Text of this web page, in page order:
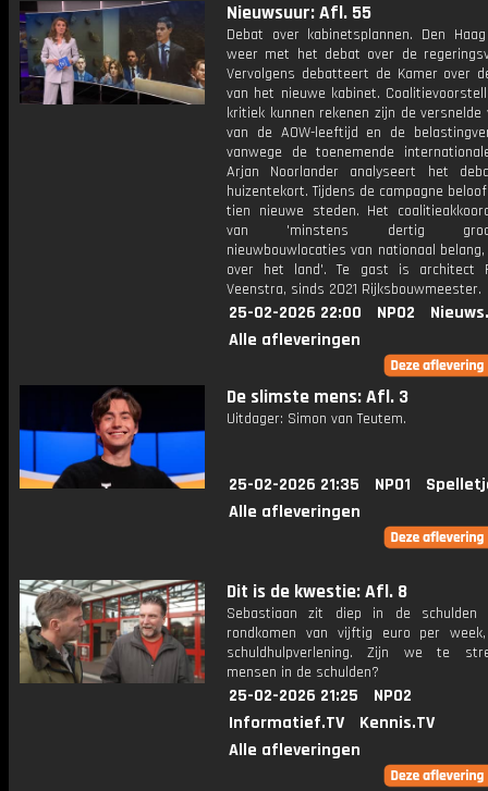
Nieuwsuur: Afl. 55
Debat over kabinetsplannen. Den
weer met het debat over de
Vervolgens debatteert de Kamer over
van het nieuwe kabinet.
kritiek kunnen rekenen zijn de versnelde
van de AOW-leeftijd en de
vanwege de toenemende
Arjan Noorlander analyseert het
huizentekort. Tijdens de campagne
tien nieuwe steden. Het
van 'minstens dertig
nieuwbouwlocaties van nationaal
over het land'. Te gast is architect
Veenstra, sinds 2021 Rijksbouwmeester.
25-02-2026 22:00 NPO2
Alle afleveringen
De slimste mens: Afl. 3
Uitdager: Simon van Teutem.
25-02-2026 21:35 NPO1
Alle afleveringen
Dit is de kwestie: Afl. 8
Sebastiaan zit diep in de schulden
rondkomen van vijftig euro per
schuldhulpverlening. Zijn we te
mensen in de schulden?
25-02-2026 21:25
NPO2
Informatief.TV
Kennis.TV
Alle afleveringen